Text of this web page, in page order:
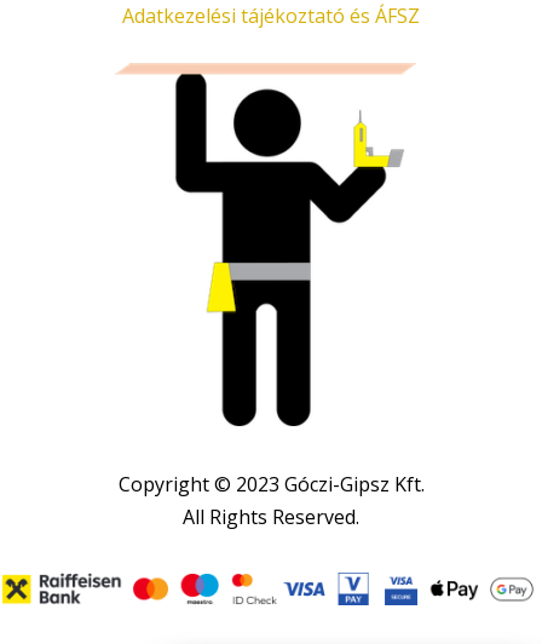
Adatkezelési tájékoztató és ÁFSZ
Copyright © 2023 Góczi-Gipsz Kft.
All Rights Reserved.